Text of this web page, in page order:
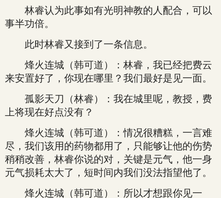
林睿认为此事如有光明神教的人配合，可以
事半功倍。
此时林睿又接到了一条信息。
烽火连城（韩可道）：林睿，我已经把费云
来安置好了，你现在哪里？我们最好是见一面。
孤影天刀（林睿）：我在城里呢，教授，费
上将现在好点没有？
烽火连城（韩可道）：情况很糟糕，一言难
尽，我们该用的药物都用了，只能够让他的伤势
稍稍改善，林睿你说的对，关键是元气，他一身
元气损耗太大了，短时间内我们没法指望他了。
烽火连城（韩可道）：所以才想跟你见一